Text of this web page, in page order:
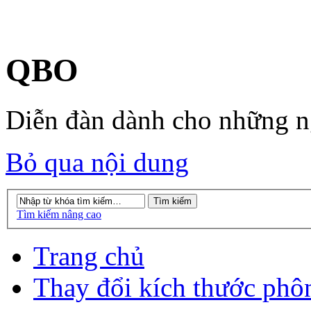
QBO
Diễn đàn dành cho những
Bỏ qua nội dung
Tìm kiếm nâng cao
Trang chủ
Thay đổi kích thước